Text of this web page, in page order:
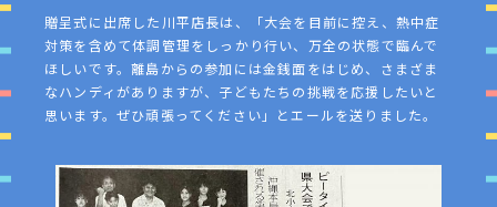
贈呈式に出席した川平店長は、「大会を目前に控え、熱中症
対策を含めて体調管理をしっかり行い、万全の状態で臨んで
ほしいです。離島からの参加には金銭面をはじめ、さまざま
なハンディがありますが、子どもたちの挑戦を応援したいと
思います。ぜひ頑張ってください」とエールを送りました。